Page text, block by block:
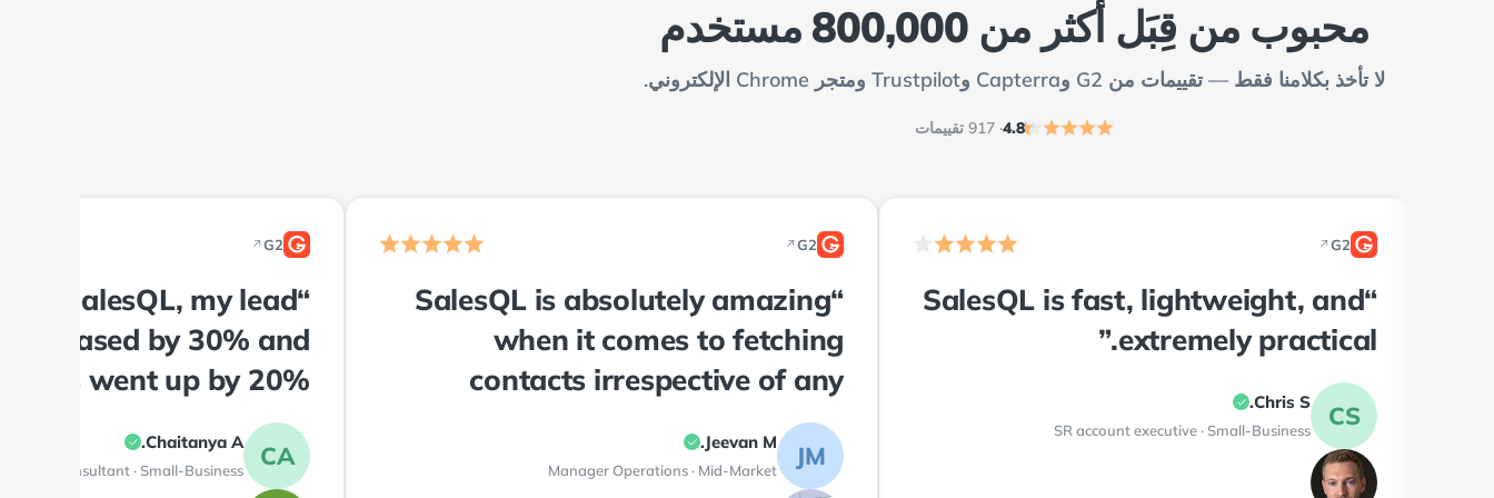
محبوب من قِبَل أكثر من 800,000 مستخدم
لا تأخذ بكلامنا فقط — تقييمات من G2 وCapterra وTrustpilot ومتجر Chrome الإلكتروني.
4.8· 917 تقييمات
2
G2
↗
“SalesQL is fast, lightweight, and
extremely practical.”
CS
Chris S.
SR account executive · Small-Business
2
G2
↗
“SalesQL is absolutely amazing
when it comes to fetching
contacts irrespective of any
region!”
JM
Jeevan M.
Manager Operations · Mid-Market
2
G2
↗
SalesQL, my lead
by 30% and
went up by 20%.”
CA
Chaitanya A.
IT Consultant · Small-Business